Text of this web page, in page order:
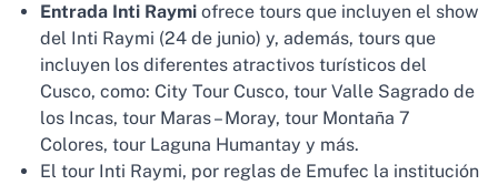
Entrada Inti Raymi ofrece tours que incluyen el show
del Inti Raymi (24 de junio) y, además, tours que
incluyen los diferentes atractivos turísticos del
Cusco, como: City Tour Cusco, tour Valle Sagrado de
los Incas, tour Maras – Moray, tour Montaña 7
Colores, tour Laguna Humantay y más.
El tour Inti Raymi, por reglas de Emufec la institución